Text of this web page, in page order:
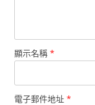
顯示名稱 *
電子郵件地址 *